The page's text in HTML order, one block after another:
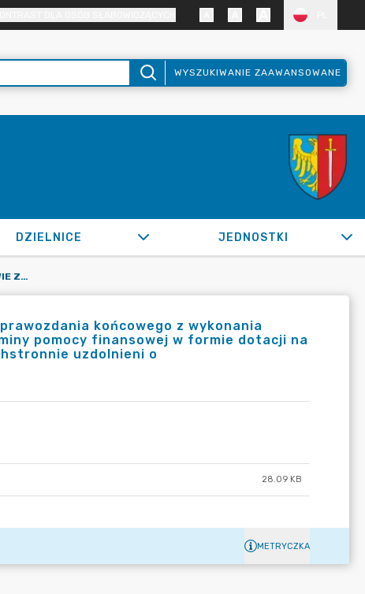
WYSZUKIWANIE ZAAWANSOWANE
DZIELNICE JEDNOSTKI
OR.0050.283.2020_BPKS W SPRAWIE ZAAKCEPTOWANIA SPRAWOZDANIA KOŃCOWEGO Z WYKONANIA ZADANIA I PRZJĘCIA ROZLICZENIA Z UDZIELONEJ Z BUDŻETU GMINY POMOCY FINANSOWEJ W FORMIE DOTACJI NA REALIAZJĘ ZADANIA Z ZAKRESU ROZWOJU SPORTU PN. "WSZECHSTRONNIE UZDOLNIENI O
końcowego z wykonania
pomocy finansowej w formie dotacji na
uzdolnieni o
28.09 KB
METRYCZKA